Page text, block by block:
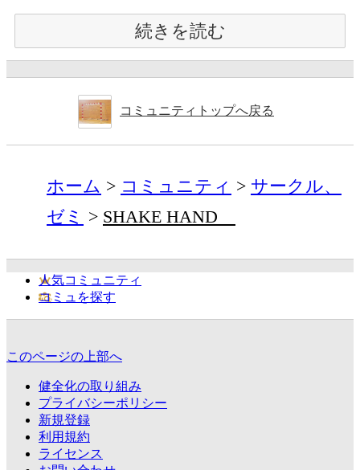
続きを読む
コミュニティトップへ戻る
ホーム コミュニティ
サークル、
ゼミ
SHAKE HAND
人気コミュニティ
コミュを探す
このページの上部へ
健全化の取り組み
プライバシーポリシー
新規登録
利用規約
ライセンス